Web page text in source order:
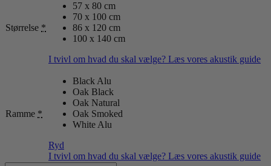
Størrelse *
57 x 80 cm
70 x 100 cm
86 x 120 cm
100 x 140 cm
I tvivl om hvad du skal vælge? Læs vores akustik guide
Ramme *
Black Alu
Oak Black
Oak Natural
Oak Smoked
White Alu
Ryd
I tvivl om hvad du skal vælge? Læs vores akustik guide